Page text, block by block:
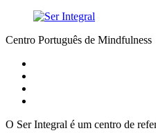
Centro Português de Mindfulness
O Ser Integral é um centro de